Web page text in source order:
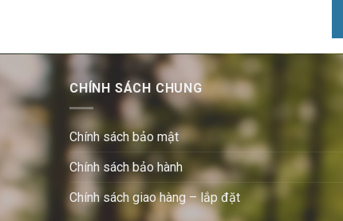
CHÍNH SÁCH CHUNG
Chính sách bảo mật
Chính sách bảo hành
Chính sách giao hàng – lắp đặt